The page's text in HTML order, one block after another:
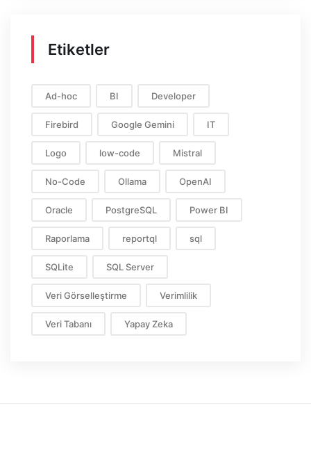
Etiketler
Ad-hoc BI Developer
Firebird Google Gemini IT
Logo low-code Mistral
No-Code Ollama OpenAI
Oracle PostgreSQL Power BI
Raporlama reportql sql
SQLite SQL Server
Veri Görselleştirme Verimlilik
Veri Tabanı Yapay Zeka